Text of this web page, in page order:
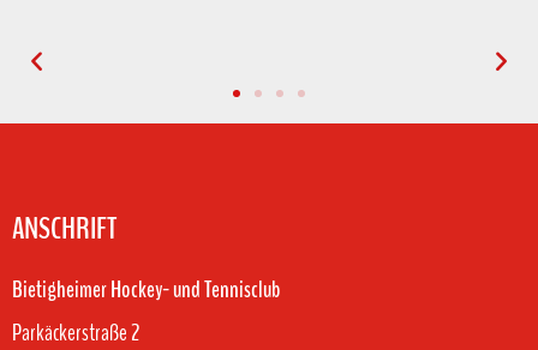
ANSCHRIFT
Bietigheimer Hockey- und Tennisclub
Parkäckerstraße 2